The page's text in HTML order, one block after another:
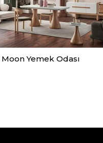
Moon Yemek Odası